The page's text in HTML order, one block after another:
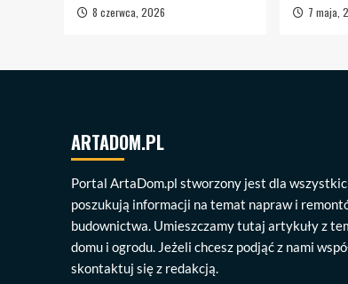
8 czerwca, 2026 7 maja,
ARTADOM.PL
Portal ArtaDom.pl stworzony jest dla
poszukują informacji na temat napraw i
budownictwa. Umieszczamy tutaj artykuły z
domu i ogrodu. Jeżeli chcesz podjąć z nami
skontaktuj się z redakcją.